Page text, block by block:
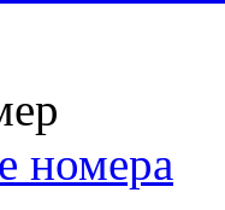
номера